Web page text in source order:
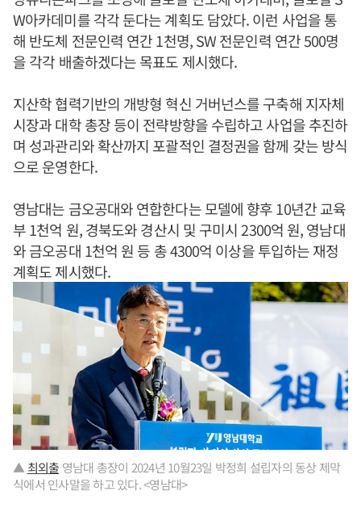
W아카데미를 각각 둔다는 계획도 담았다. 이런 사업을 통
해 반도체 전문인력 연간 1천명, SW 전문인력 연간 500명
을 각각 배출하겠다는 목표도 제시했다.
지산학 협력기반의 개방형 혁신 거버넌스를 구축해 지자체
시장과 대학 총장 등이 전략방향을 수립하고 사업을 추진하
며 성과관리와 확산까지 포괄적인 결정권을 함께 갖는 방식
으로 운영한다.
영남대는 금오공대와 연합한다는 모델에 향후 10년간 교육
부 1천억 원, 경북도와 경산시 및 구미시 2300억 원, 영남대
와 금오공대 1천억 원 등 총 4300억 이상을 투입하는 재정
계획도 제시했다.
▲ 최외출 영남대 총장이 2024년 10월23일 박정희 설립자의 동상 제막
식에서 인사말을 하고 있다. <영남대>